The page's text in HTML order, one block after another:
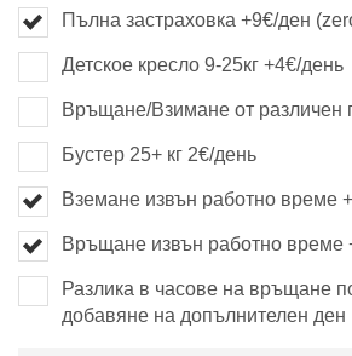
Пълна застраховка +9€/ден
Детское кресло 9-25кг +4€/день
Връщане/Взимане от различен
Бустер 25+ кг 2€/день
Вземане извън работно време
Връщане извън работно време
Разлика в часове на връщане
добавяне на допълнителен ден